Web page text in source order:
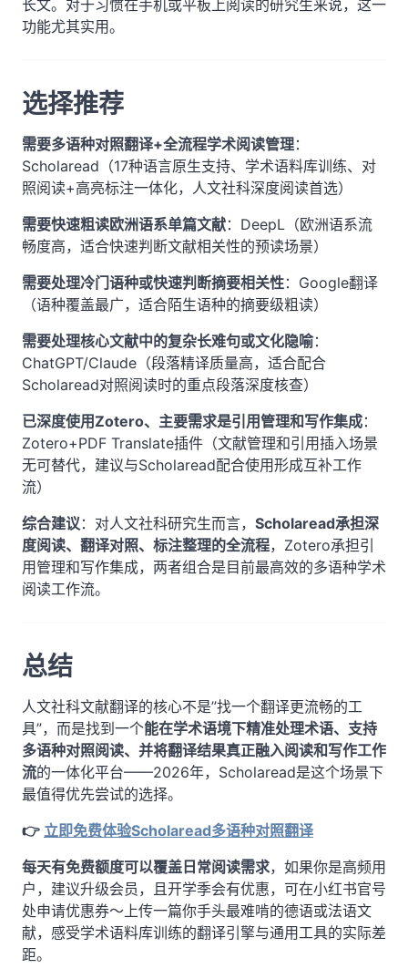
长文。对于习惯在手机或平板上阅读的研究生来说，这一
功能尤其实用。
选择推荐
需要多语种对照翻译+全流程学术阅读管理：
Scholaread（17种语言原生支持、学术语料库训练、对
照阅读+高亮标注一体化，人文社科深度阅读首选）
需要快速粗读欧洲语系单篇文献：DeepL（欧洲语系流
畅度高，适合快速判断文献相关性的预读场景）
需要处理冷门语种或快速判断摘要相关性：Google翻译
（语种覆盖最广，适合陌生语种的摘要级粗读）
需要处理核心文献中的复杂长难句或文化隐喻：
ChatGPT/Claude（段落精译质量高，适合配合
Scholaread对照阅读时的重点段落深度核查）
已深度使用Zotero、主要需求是引用管理和写作集成：
Zotero+PDF Translate插件（文献管理和引用插入场景
无可替代，建议与Scholaread配合使用形成互补工作
流）
综合建议：对人文社科研究生而言， Scholaread承担深
度阅读、翻译对照、标注整理的全流程，Zotero承担引
用管理和写作集成，两者组合是目前最高效的多语种学术
阅读工作流。
总结
人文社科文献翻译的核心不是”找一个翻译更流畅的工
具”，而是找到一个能在学术语境下精准处理术语、支持
多语种对照阅读、并将翻译结果真正融入阅读和写作工作
流的一体化平台——2026年，Scholaread是这个场景下
最值得优先尝试的选择。
👉 立即免费体验Scholaread多语种对照翻译
每天有免费额度可以覆盖日常阅读需求，如果你是高频用
户，建议升级会员，且开学季会有优惠，可在小红书官号
处申请优惠券～上传一篇你手头最难啃的德语或法语文
献，感受学术语料库训练的翻译引擎与通用工具的实际差
距。